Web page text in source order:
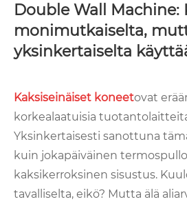
Double Wall Machine:
monimutkaiselta,
yksinkertaiselta
Kaksiseinäiset koneetovat
korkealaatuisia
Yksinkertaisesti sanottuna
kuin jokapäiväinen
kaksikerroksinen sisustus.
tavalliselta, eikö? Mutta älä